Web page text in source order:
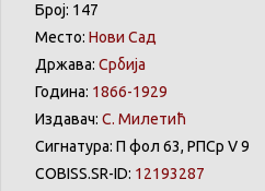
Број: 147
Место: Нови Сад
Држава: Србија
Година: 1866-1929
Издавач: С. Милетић
Сигнатура: П фол 63, РПСр V 9
COBISS.SR-ID: 12193287